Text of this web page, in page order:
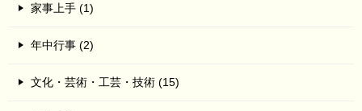
家事上手 (1)
年中行事 (2)
文化・芸術・工芸・技術 (15)